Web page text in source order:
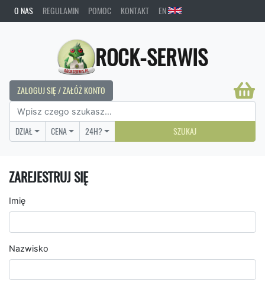
O NAS REGULAMIN POMOC KONTAKT EN
ROCK-SERWIS
ZALOGUJ SIĘ / ZAŁÓŻ KONTO
DZIAŁ CENA 24H? SZUKAJ
ZAREJESTRUJ SIĘ
Imię
Nazwisko